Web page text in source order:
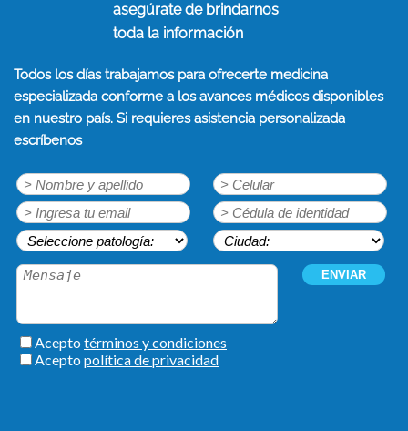
asegúrate de brindarnos
toda la información
Todos los días trabajamos para ofrecerte medicina
especializada conforme a los avances médicos disponibles
en nuestro país. Si requieres asistencia personalizada
escríbenos